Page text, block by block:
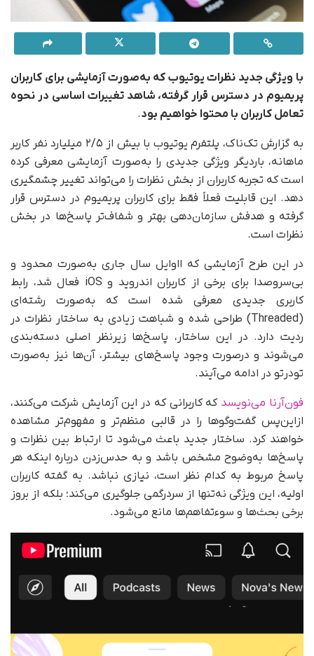
با ویژگی جدید نظرات یوتیوب که به‌صورت آزمایشی برای کاربران
پریمیوم در دسترس قرار گرفته، شاهد تغییرات اساسی در نحوه
تعامل کاربران با محتوا خواهیم بود.
به گزارش تک‌ناک، پلتفرم یوتیوب با بیش از ۲/۵ میلیارد نفر کاربر
ماهانه، بار‌دیگر ویژگی جدیدی را به‌صورت آزمایشی معرفی کرده
است که تجربه کاربران از بخش نظرات را می‌تواند تغییر چشمگیری
دهد. این قابلیت فعلاً فقط برای کاربران پریمیوم در دسترس قرار
گرفته و هدفش سازمان‌دهی بهتر و شفاف‌تر پاسخ‌ها در بخش
نظرات است.
در این طرح آزمایشی که ااوایل سال جاری به‌صورت محدود و
بی‌سروصدا برای برخی از کاربران اندروید و iOS فعال شد، رابط
کاربری جدیدی معرفی شده است که به‌صورت رشته‌ای
(Threaded) طراحی شده و شباهت زیادی به ساختار نظرات در
ردیت دارد. در این ساختار، پاسخ‌ها زیر‌نظر اصلی دسته‌بندی
می‌شوند و در‌صورت وجود پاسخ‌های بیشتر، آن‌ها نیز به‌صورت
تو‌در‌تو در ادامه می‌آیند.
فون‌آرنا می‌نویسد که کاربرانی که در این آزمایش شرکت می‌کنند،
از‌این‌پس گفت‌وگوها را در قالبی منظم‌تر و مفهوم‌تر مشاهده
خواهند کرد. ساختار جدید باعث می‌شود تا ارتباط بین نظرات و
پاسخ‌ها به‌وضوح مشخص باشد و به حدس‌زدن درباره اینکه هر
پاسخ مربوط به کدام نظر است، نیازی نباشد. به گفته کاربران
اولیه، این ویژگی نه‌تنها از سردرگمی جلوگیری می‌کند؛ بلکه از بروز
برخی بحث‌ها و سوءتفاهم‌ها مانع می‌شود.